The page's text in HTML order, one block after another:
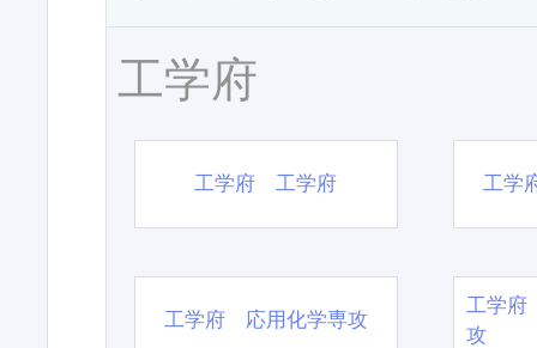
工学府
工学府 工学府 工学
工学府 応用化学専攻
工学府
攻